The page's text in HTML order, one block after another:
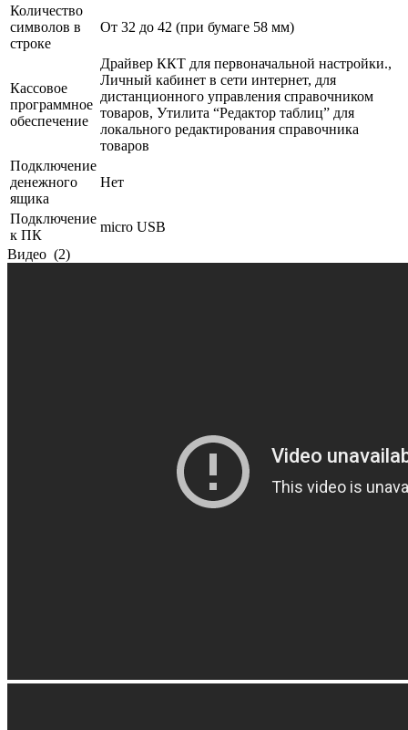
Количество
символов в
строке
От 32 до 42 (при бумаге 58 мм)
Кассовое
программное
обеспечение
Драйвер ККТ для первоначальной настройки.,
Личный кабинет в сети интернет, для
дистанционного управления справочником
товаров, Утилита “Редактор таблиц” для
локального редактирования справочника
товаров
Подключение
денежного
ящика
Нет
Подключение
к ПК
micro USB
Видео (2)